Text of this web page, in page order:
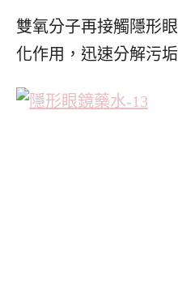
雙氧分子再接觸隱形
化作用，迅速分解污